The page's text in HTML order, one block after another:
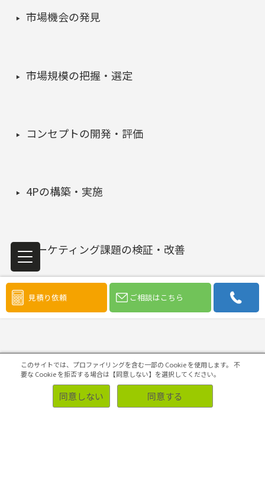
見積り依頼 ご相談はこちら
市場機会の発見
市場規模の把握・選定
コンセプトの開発・評価
4Pの構築・実施
マーケティング課題の検証・改善
このサイトでは、プロファイリングを含む一部の Cookie を使用します。 不
要な Cookie を拒否する場合は【同意しない】を選択してください。
同意しない 同意する